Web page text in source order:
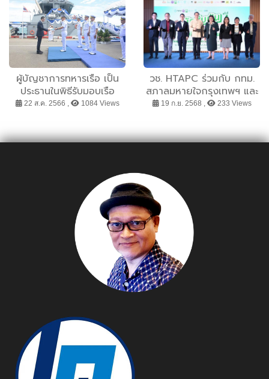
มหาอำนาจ อุตฯพลาสติก
และยางใน “ทีพลาส 2023”
ไฮไลต์เมกะเทรนด์
“ศก.หมุนเวียน – รีไซเคิล
100%”
บริโภค”
ผู้บัญชาการทหารเรือ เป็น
ประธานในพิธีรับมอบเรือ
หลวงตาชัย
22 ส.ค. 2566 , 1084 Views
วช. HTAPC ร่วมกับ กทม.
สภาลมหายใจกรุงเทพฯ และ
กรีนพีซ ประเทศไทย ร่วมแก้
Series”
19 ก.ย. 2568 , 233 Views